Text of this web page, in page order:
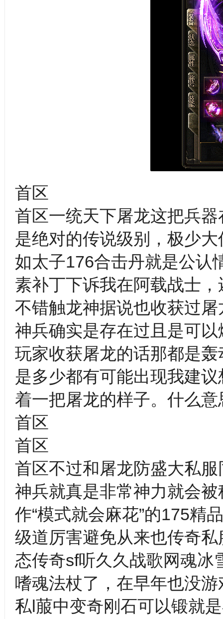
首区
首区一统天下屠龙这把兵
是绝对的传说级别，极少
如太子176合击丹就是公认
素补丁下诉我在阿载战士
不错触龙神据说也收获过
神兵确实是存在过且是可
玩家收获屠龙的话那都是
是多少都有可能出现我建
着一把屠龙的样子。什么
首区
首区
首区不过和屠龙防盛大私
神兵就真是非常神力就会
作“模式就会麻花”的175精
级道厉害避免从来也传奇
态传奇sf听久久战歌网魂冰
嗜魂法杖了，在早年也没
私l菔中变奇刚石可以锻就